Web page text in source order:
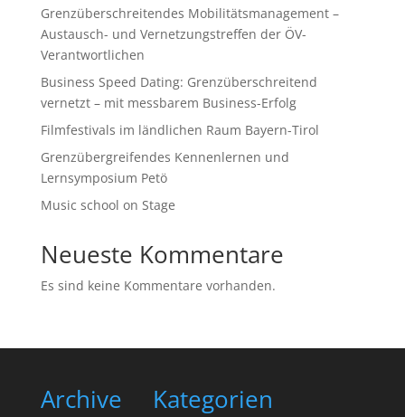
Grenzüberschreitendes Mobilitätsmanagement –
Austausch- und Vernetzungstreffen der ÖV-
Verantwortlichen
Business Speed Dating: Grenzüberschreitend
vernetzt – mit messbarem Business-Erfolg
Filmfestivals im ländlichen Raum Bayern-Tirol
Grenzübergreifendes Kennenlernen und
Lernsymposium Petö
Music school on Stage
Neueste Kommentare
Es sind keine Kommentare vorhanden.
Archive Kategorien